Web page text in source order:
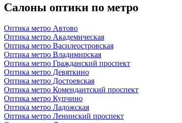
Салоны оптики по метро
Оптика метро Автово
Оптика метро Академическая
Оптика метро Василеостровская
Оптика метро Владимирская
Оптика метро Гражданский проспект
Оптика метро Девяткино
Оптика метро Достоевская
Оптика метро Комендантский проспект
Оптика метро Купчино
Оптика метро Ладожская
Оптика метро Ленинский проспект